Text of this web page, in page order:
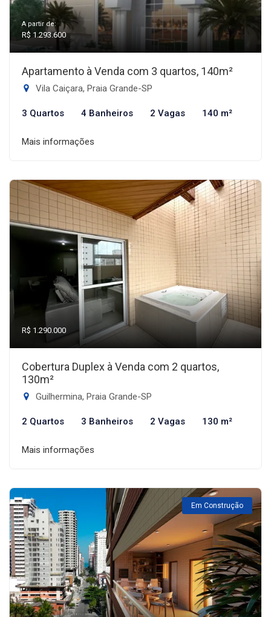
A partir de:
R$ 1.293.600
Apartamento à Venda com 3 quartos, 140m²
Vila Caiçara, Praia Grande-SP
3 Quartos 4 Banheiros 2 Vagas 140 m²
Mais informações
R$ 1.290.000
Cobertura Duplex à Venda com 2 quartos,
130m²
Guilhermina, Praia Grande-SP
2 Quartos 3 Banheiros 2 Vagas 130 m²
Mais informações
Em Construção